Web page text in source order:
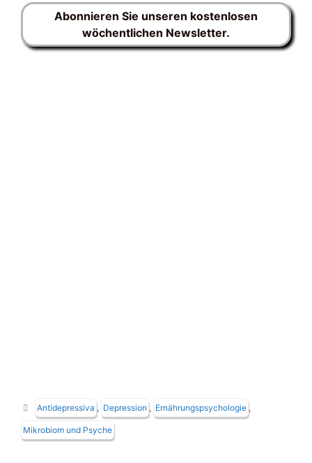
Abonnieren Sie unseren kostenlosen
wöchentlichen Newsletter.
Schlagwörter
Antidepressiva Depression Ernährungspsychologie
Mikrobiom und Psyche